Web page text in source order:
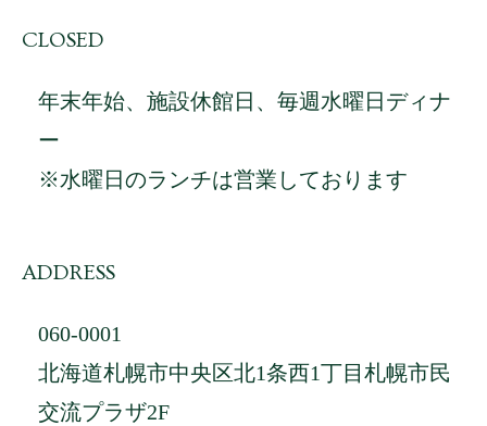
CLOSED
年末年始、施設休館日、毎週水曜日ディナ
ー
※水曜日のランチは営業しております
ADDRESS
060-0001
北海道札幌市中央区北1条西1丁目札幌市民
交流プラザ2F